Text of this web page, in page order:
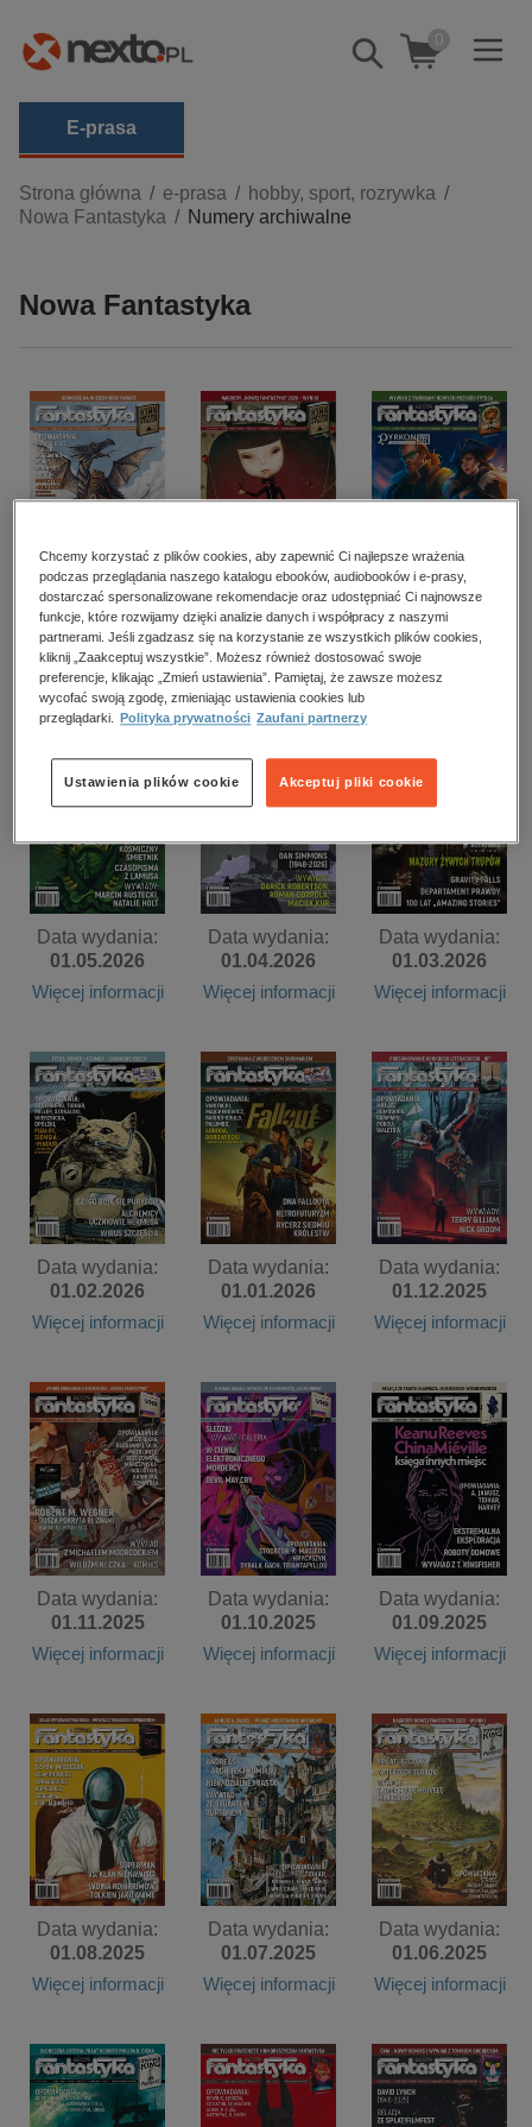
Pokaż/schowaj
wyszukiwarkę
0
E-prasa
Kategorie
Zobacz wszystkie E-prasa
biznesowe, branżowe, gospodarka
dzienniki
edukacja
hobby, sport, rozrywka
komputery, internet, technologie, informatyka
polityka, społeczno-informacyjne
psychologiczne
inne
popularno-naukowe
historia
zdrowie
Strona główna e-prasa
hobby, sport, rozrywka
Nowa Fantastyka
Numery archiwalne
Nowa Fantastyka
Data wydania:
01.08.2026
Więcej informacji
Data wydania:
01.07.2026
Więcej informacji
Data wydania:
01.06.2026
Więcej informacji
Data wydania:
01.05.2026
Więcej informacji
Data wydania:
01.04.2026
Więcej informacji
Data wydania:
01.03.2026
Więcej informacji
Data wydania:
01.02.2026
Więcej informacji
Data wydania:
01.01.2026
Więcej informacji
Data wydania:
01.12.2025
Więcej informacji
Data wydania:
01.11.2025
Więcej informacji
Data wydania:
01.10.2025
Więcej informacji
Data wydania:
01.09.2025
Więcej informacji
Data wydania:
01.08.2025
Więcej informacji
Data wydania:
01.07.2025
Więcej informacji
Data wydania:
01.06.2025
Więcej informacji
Chcemy korzystać z plików cookies, aby zapewnić Ci najlepsze wrażenia
podczas przeglądania naszego katalogu ebooków, audiobooków i e-prasy,
dostarczać spersonalizowane rekomendacje oraz udostępniać Ci najnowsze
funkcje, które rozwijamy dzięki analizie danych i współpracy z naszymi
partnerami. Jeśli zgadzasz się na korzystanie ze wszystkich plików cookies,
kliknij „Zaakceptuj wszystkie”. Możesz również dostosować swoje
preferencje, klikając „Zmień ustawienia”. Pamiętaj, że zawsze możesz
wycofać swoją zgodę, zmieniając ustawienia cookies lub
przeglądarki.
Polityka prywatności Zaufani partnerzy
Akceptuj pliki cookie
Ustawienia plików cookie